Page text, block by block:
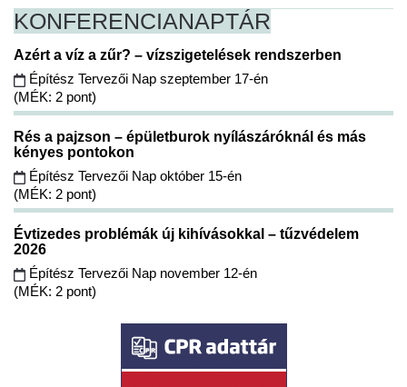
KONFERENCIANAPTÁR
Azért a víz a zűr? – vízszigetelések rendszerben
Építész Tervezői Nap szeptember 17-én
(MÉK: 2 pont)
Rés a pajzson – épületburok nyílászáróknál és más
kényes pontokon
Építész Tervezői Nap október 15-én
(MÉK: 2 pont)
Évtizedes problémák új kihívásokkal – tűzvédelem
2026
Építész Tervezői Nap november 12-én
(MÉK: 2 pont)